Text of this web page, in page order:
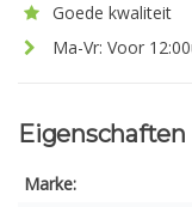
Goede kwaliteit
Ma-Vr: Voor
Eigenschaften
Marke: